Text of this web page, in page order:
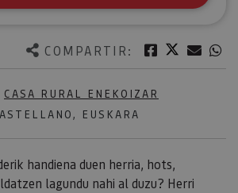
COMPARTIR: Facebook
Twitter
CASA RURAL ENEKOIZAR
EUSKARA
handiena duen herria, hots,
lagundu nahi al duzu? Herri